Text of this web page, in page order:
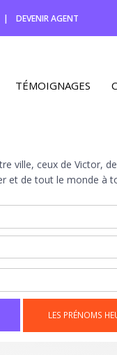
| DEVENIR AGENT
TÉMOIGNAGES
ville, ceux de Victor,
et de tout le monde à
LES PRÉNOMS